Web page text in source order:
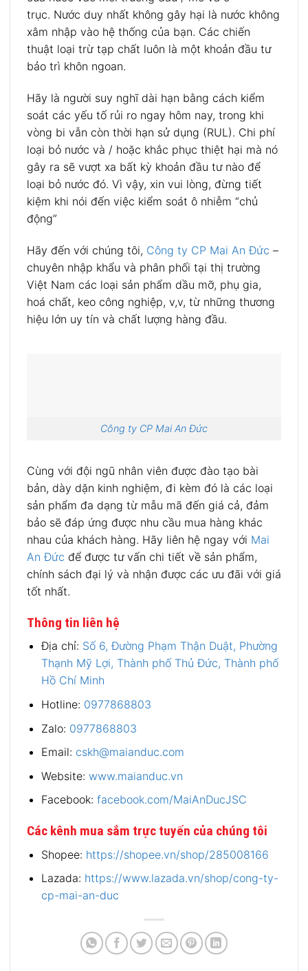
trục. Nước duy nhất không gây hại là nước không
xâm nhập vào hệ thống của bạn. Các chiến
thuật loại trừ tạp chất luôn là một khoản đầu tư
bảo trì khôn ngoan.
Hãy là người suy nghĩ dài hạn bằng cách kiểm
soát các yếu tố rủi ro ngay hôm nay, trong khi
vòng bi vẫn còn thời hạn sử dụng (RUL). Chi phí
loại bỏ nước và / hoặc khắc phục thiệt hại mà nó
gây ra sẽ vượt xa bất kỳ khoản đầu tư nào để
loại bỏ nước đó. Vì vậy, xin vui lòng, đừng tiết
kiệm khi nói đến việc kiểm soát ô nhiễm “chủ
động”
Hãy đến với chúng tôi, Công ty CP Mai An Đức –
chuyên nhập khẩu và phân phối tại thị trường
Việt Nam các loại sản phẩm dầu mỡ, phụ gia,
hoá chất, keo công nghiệp, v,v, từ những thương
hiệu lớn uy tín và chất lượng hàng đầu.
Công ty CP Mai An Đức
Cùng với đội ngũ nhân viên được đào tạo bài
bản, dày dặn kinh nghiệm, đi kèm đó là các loại
sản phẩm đa dạng từ mẫu mã đến giá cả, đảm
bảo sẽ đáp ứng được nhu cầu mua hàng khác
nhau của khách hàng. Hãy liên hệ ngay với Mai
An Đức để được tư vấn chi tiết về sản phẩm,
chính sách đại lý và nhận được các ưu đãi với giá
tốt nhất.
Thông tin liên hệ
Địa chỉ: Số 6, Đường Phạm Thận Duật, Phường
Thạnh Mỹ Lợi, Thành phố Thủ Đức, Thành phố
Hồ Chí Minh
Hotline: 0977868803
Zalo: 0977868803
Email: cskh@maianduc.com
Website: www.maianduc.vn
Facebook: facebook.com/MaiAnDucJSC
Các kênh mua sắm trực tuyến của chúng tôi
Shopee: https://shopee.vn/shop/285008166
Lazada: https://www.lazada.vn/shop/cong-ty-
cp-mai-an-duc